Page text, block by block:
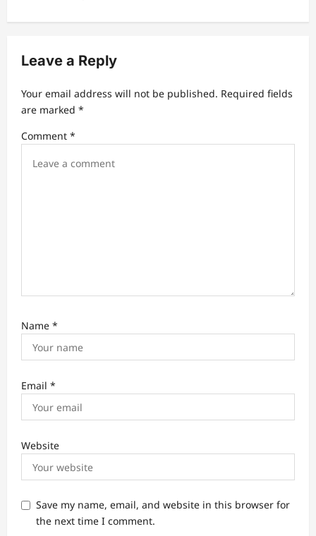
n
v
g
Leave a Reply
Your email address will not be published. Required fields
are marked *
Comment *
Name *
Email *
Website
Save my name, email, and website in this browser for
the next time I comment.